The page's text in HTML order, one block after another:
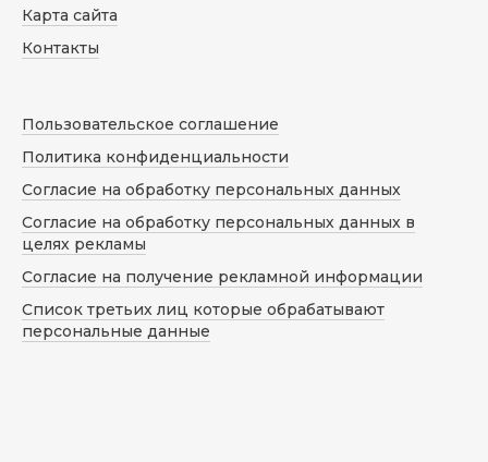
Карта сайта
Контакты
Пользовательское соглашение
Политика конфиденциальности
Согласие на обработку персональных данных
Согласие на обработку персональных данных в
целях рекламы
Согласие на получение рекламной информации
Список третьих лиц которые обрабатывают
персональные данные